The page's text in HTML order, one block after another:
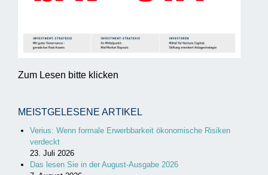
Zum Lesen bitte klicken
MEISTGELESENE ARTIKEL
Verius: Wenn formale Erwerbbarkeit ökonomische Risiken
verdeckt
23. Juli 2026
Das lesen Sie in der August-Ausgabe 2026